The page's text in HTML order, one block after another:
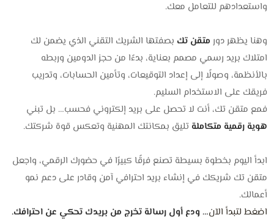
واستعدادهم للتعامل معك.
وهنا يظهر دور متقن تك بصفتها الشريك التقني الذي يضمن لك
امتلاك بريد رسمي مصمم بعناية، بدءًا من حجز الدومين وربطه
بالأنظمة، وصولًا إلى إعداد التوقيعات، وتأمين الحسابات، وتدريب
فريقك على الاستخدام السليم.
فمع متقن تك، أنت لا تحصل على بريد إلكتروني فحسب… بل تبني
هوية رقمية متكاملة تليق بمكانتك المهنية وتعكس قوة شركتك.
ابدأ اليوم بخطوة بسيطة تصنع فرقًا كبيرًا في حضورك الرقمي، واجعل
متقن تك شريكك في إنشاء بريد احترافي آمن وقادر على دعم نمو
أعمالك.
اضغط لتبدأ الآن… ودع أول رسالة تخرج من بريدك تحكي عن احترافك.